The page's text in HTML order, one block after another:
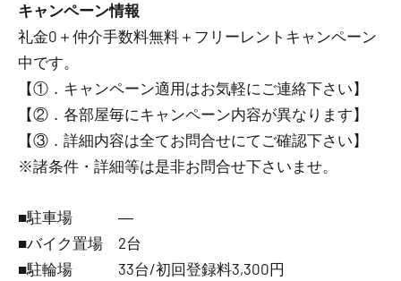
キャンペーン情報
礼金0 ＋ 仲介手数料無料 ＋ フリーレント キャンペーン
中です。
【①．キャンペーン適用はお気軽にご連絡下さい】
【②．各部屋毎にキャンペーン内容が異なります】
【③．詳細内容は全てお問合せにてご確認下さい】
※諸条件・詳細等は是非お問合せ下さいませ。
■駐車場 ―
■バイク置場 2台
■駐輪場 33台/初回登録料3,300円